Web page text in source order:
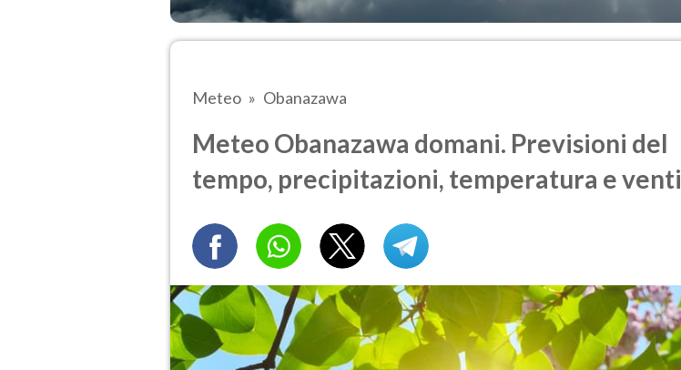
Meteo Obanazawa
Meteo Obanazawa domani. Previsioni del
tempo, precipitazioni, temperatura e venti